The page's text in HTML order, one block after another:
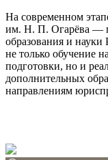
На современном
им. Н. П. Огарёва —
образования и
не только обучение
подготовки, но и
дополнительных
направлениям